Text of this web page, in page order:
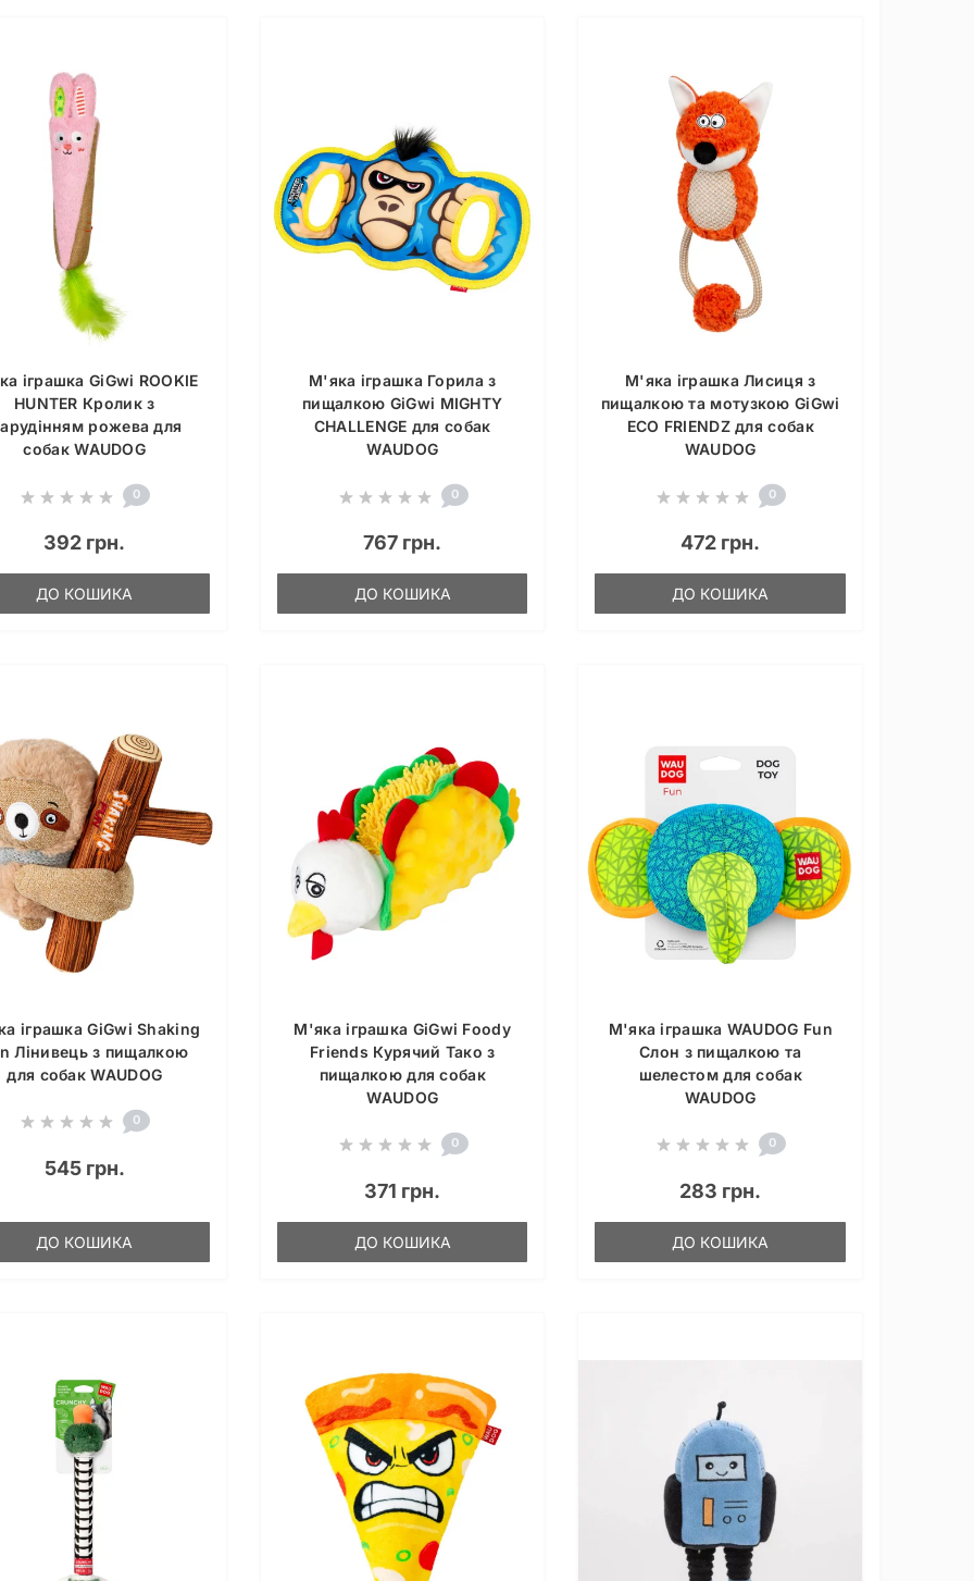
іграшка GiGwi ROOKIE
HUNTER Кролик з
рожева для
собак WAUDOG
0
392 грн.
ДО КОШИКА
М'яка іграшка Горила з
пищалкою GiGwi MIGHTY
CHALLENGE для собак
WAUDOG
0
767 грн.
ДО КОШИКА
М'яка іграшка Лисиця з
пищалкою та мотузкою GiGwi
ECO FRIENDZ для собак
WAUDOG
0
472 грн.
ДО КОШИКА
іграшка GiGwi Shaking
Лінивець з пищалкою
для собак WAUDOG
0
545 грн.
ДО КОШИКА
М'яка іграшка GiGwi Foody
Friends Курячий Тако з
пищалкою для собак
WAUDOG
0
371 грн.
ДО КОШИКА
М'яка іграшка WAUDOG Fun
Слон з пищалкою та
шелестом для собак
WAUDOG
0
283 грн.
ДО КОШИКА